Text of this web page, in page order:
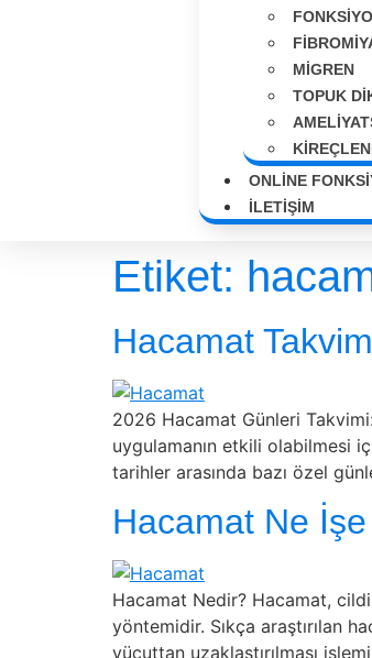
MIGREN
TOPUK
ONLINE
İLETIŞIM
Etiket:
Hacamat
2026 Hacamat Günleri
uygulamanın etkili olabilmesi
tarihler arasında bazı özel
Hacamat Ne İşe
Hacamat Nedir? Hacamat,
yöntemidir. Sıkça araştırılan
vücuttan uzaklaştırılması